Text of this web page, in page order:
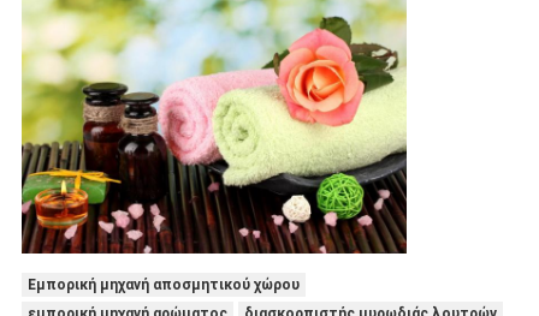
Εμπορική μηχανή αποσμητικού χώρου